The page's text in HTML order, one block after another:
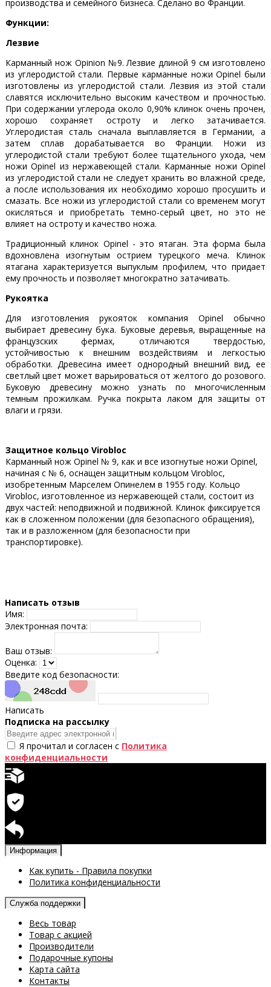
производства и семейного бизнеса. Сделано во Франции.
Функции:
Лезвие
Карманный нож Opinion №9. Лезвие длиной 9 см изготовлено
из углеродистой стали. Первые карманные ножи Opinel были
изготовлены из углеродистой стали. Лезвия из этой стали
славятся исключительно высоким качеством и прочностью.
При содержании углерода около 0,90% клинок очень прочен,
хорошо сохраняет остроту и легко затачивается.
Углеродистая сталь сначала выплавляется в Германии, а
затем сплав дорабатывается во Франции. Ножи из
углеродистой стали требуют более тщательного ухода, чем
ножи Opinel из нержавеющей стали. Карманные ножи Opinel
из углеродистой стали не следует хранить во влажной среде,
а после использования их необходимо хорошо просушить и
смазать. Все ножи из углеродистой стали со временем могут
окисляться и приобретать темно-серый цвет, но это не
влияет на остроту и качество ножа.
Традиционный клинок Opinel - это ятаган. Эта форма была
вдохновлена изогнутым острием турецкого меча. Клинок
ятагана характеризуется выпуклым профилем, что придает
ему прочность и позволяет многократно затачивать.
Рукоятка
Для изготовления рукояток компания Opinel обычно
выбирает древесину бука. Буковые деревья, выращенные на
французских фермах, отличаются твердостью,
устойчивостью к внешним воздействиям и легкостью
обработки. Древесина имеет однородный внешний вид, ее
светлый цвет может варьироваться от желтого до розового.
Буковую древесину можно узнать по многочисленным
темным прожилкам. Ручка покрыта лаком для защиты от
влаги и грязи.
Защитное кольцо Virobloc
Карманный нож Opinel № 9, как и все изогнутые ножи Opinel,
начиная с № 6, оснащен защитным кольцом Virobloc,
изобретенным Марселем Опинелем в 1955 году. Кольцо
Virobloc, изготовленное из нержавеющей стали, состоит из
двух частей: неподвижной и подвижной. Клинок фиксируется
как в сложенном положении (для безопасного обращения),
так и в разложенном (для безопасности при
транспортировке).
Написать отзыв
Имя:
Электронная почта:
Ваш отзыв:
Оценка:
Введите код безопасности:
Написать
Подпискa на рассылку
Я прочитал и согласен с Политика
конфиденциальности
Информация
Как купить - Правила покупки
Политика конфиденциальности
Служба поддержки
Весь товар
Товар с акцией
Производители
Подарочные купоны
Карта сайта
Контакты